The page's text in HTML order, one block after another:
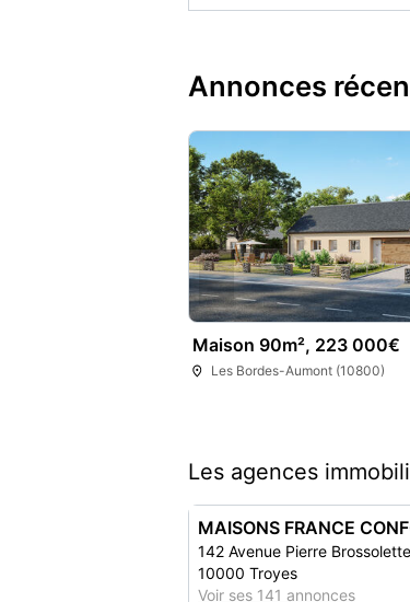
Annonces
Maison 90m², 223 000€
Les Bordes-Aumont (10800)
Les agences
MAISONS FRANCE
142 Avenue Pierre Brossolette
10000 Troyes
Voir ses 141 annonces